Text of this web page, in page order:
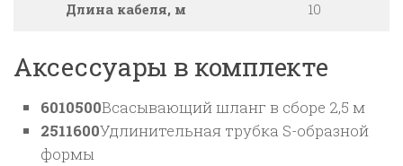
Длина кабеля, м 10
Аксессуары в комплекте
6010500Всасывающий шланг в сборе 2,5 м
2511600Удлинительная трубка S-образной
формы